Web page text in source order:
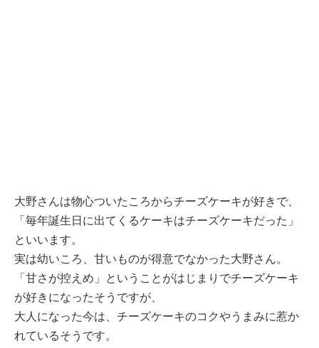
大野さんは物心ついたころからチーズケーキが好きで、
「毎年誕生日に出てくるケーキはチーズケーキだった」
といいます。
実は幼いころ、甘いものが得意でなかった大野さん。
「甘さが控えめ」ということがはじまりでチーズケーキ
が好きになったそうですが、
大人になった今は、チーズケーキのコクやうまみに惹か
れているそうです。